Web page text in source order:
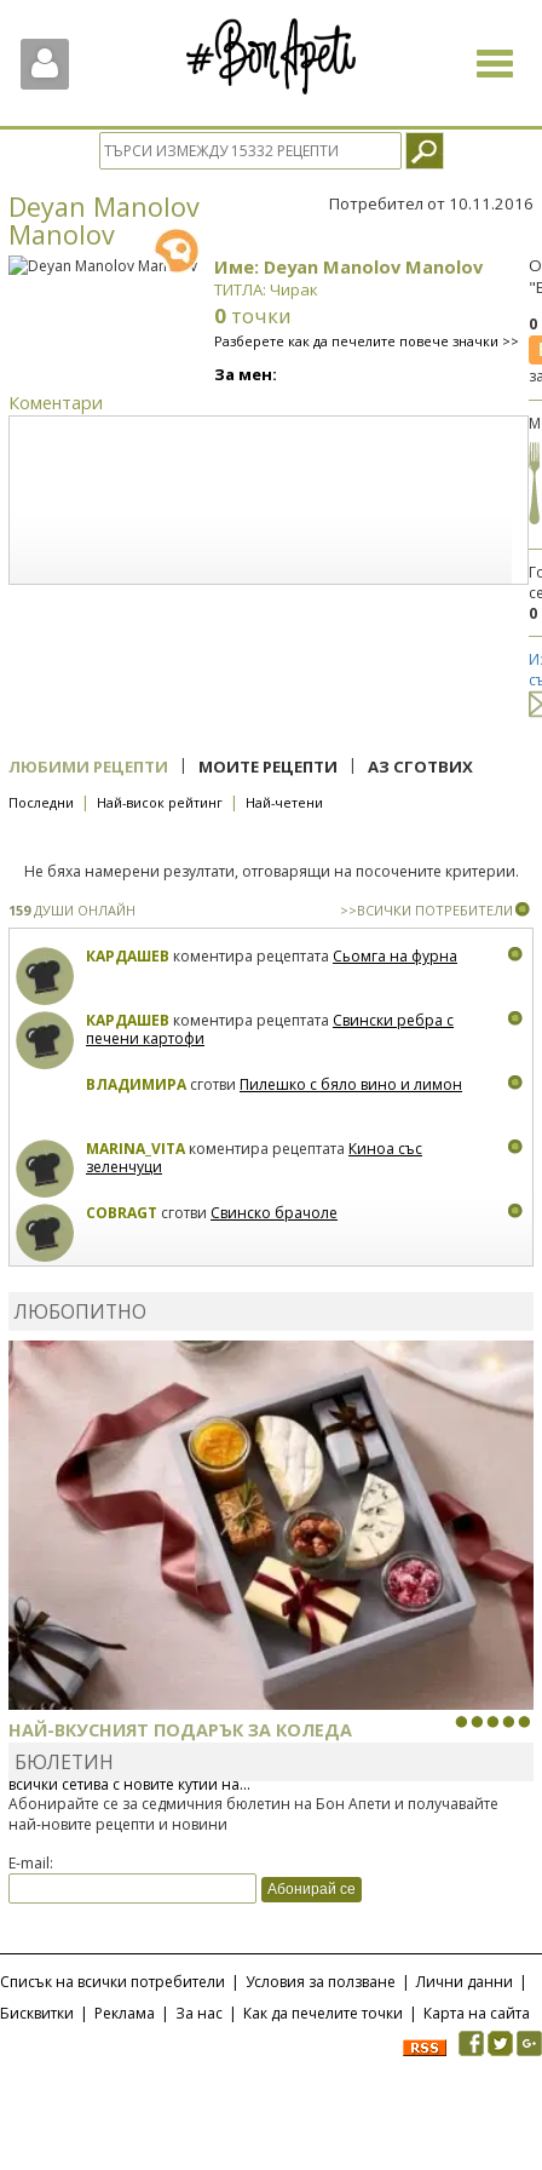
Toggle
Deyan Manolov
Manolov
Потребител от 10.11.2016
Име: Deyan Manolov Manolov
ТИТЛА: Чирак
0 точки
Разберете как да печелите повече значки >>
За мен:
Коментари
0
ЛЮБИМИ РЕЦЕПТИ | МОИТЕ РЕЦЕПТИ | АЗ СГОТВИХ
Последни | Най-висок рейтинг | Най-четени
Не бяха намерени резултати, отговарящи на посочените критерии.
159ДУШИ ОНЛАЙН >>ВСИЧКИ ПОТРЕБИТЕЛИ
КАРДАШЕВ коментира рецептата Сьомга на фурна
КАРДАШЕВ коментира рецептата Свински ребра с
печени картофи
ВЛАДИМИРАсготви Пилешко с бяло вино и лимон
MARINA_VITAкоментира рецептата Киноа със
зеленчуци
COBRAGT сготви Свинско брачоле
DANKOLOVAсготвиФокача със синьо сирене, лук и
ЛЮБОПИТНО
НАЙ-ВКУСНИЯТ ПОДАРЪК ЗА КОЛЕДА
Тази Коледа подарете внимание и истинско гурме преживяване за
всички сетива с новите кутии на...
БЮЛЕТИН
Абонирайте се за седмичния бюлетин на Бон Апети и получавайте
най-новите рецепти и новини
E-mail:
Списък на всички потребители | Условия за ползване | Лични данни |
Бисквитки | Реклама | За нас | Как да печелите точки | Карта на сайта